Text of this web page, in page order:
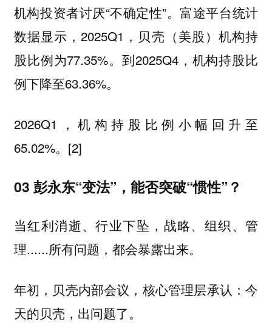
机构投资者讨厌“不确定性”。富途平台统计
数据显示，2025Q1，贝壳（美股）机构持
股比例为77.35%。到2025Q4，机构持股比
例下降至63.36%。
2026Q1，机构持股比例小幅回升至
65.02%。[2]
03 彭永东“变法”，能否突破“惯性”？
当红利消逝、行业下坠，战略、组织、管
理......所有问题，都会暴露出来。
年初，贝壳内部会议，核心管理层承认：今
天的贝壳，出问题了。